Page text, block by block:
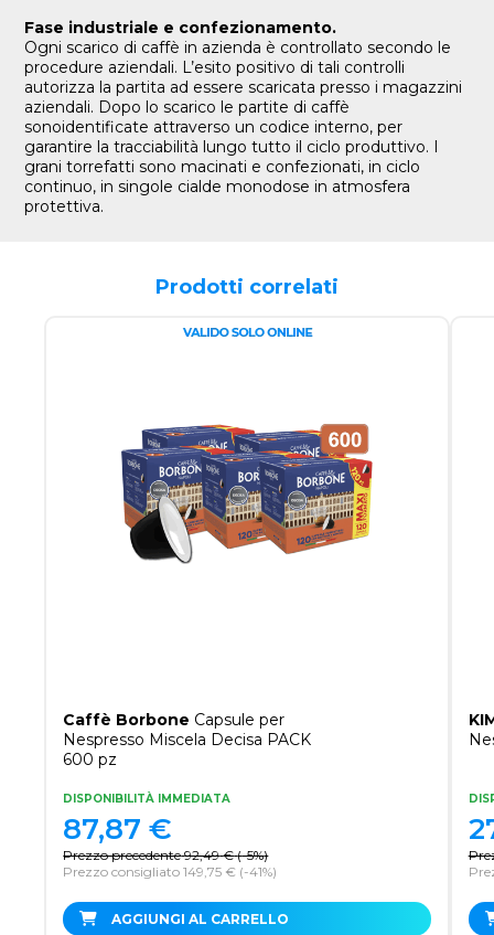
Fase industriale e confezionamento.
Ogni scarico di caffè in azienda è controllato secondo le
procedure aziendali. L’esito positivo di tali controlli
autorizza la partita ad essere scaricata presso i magazzini
aziendali. Dopo lo scarico le partite di caffè
sonoidentificate attraverso un codice interno, per
garantire la tracciabilità lungo tutto il ciclo produttivo. I
grani torrefatti sono macinati e confezionati, in ciclo
continuo, in singole cialde monodose in atmosfera
protettiva.
Prodotti correlati
Caffè Borbone Capsule per
Nespresso Miscela Decisa PACK
600 pz
DISPONIBILITÀ IMMEDIATA
Prezzo precedente 92,49 € (-5%)
Prezzo consigliato 149,75 € (-41%)
87,87 €
AGGIUNGI AL CARRELLO